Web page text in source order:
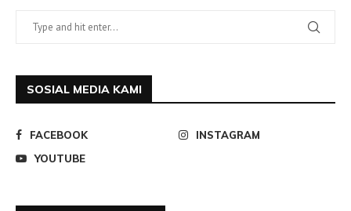
SOSIAL MEDIA KAMI
FACEBOOK
INSTAGRAM
YOUTUBE